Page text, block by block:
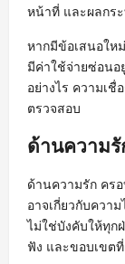
หน้าที่ และผลกร
หากมีข้อเสนอให
มีค่าใช้จ่ายซ่อนอ
อย่างไร ความเ
ตรวจสอบ
ด้านความ
ด้านความรัก คร
อาจเกี่ยวกับควา
ไม่ใช่บังคับให้ทุก
ฟัง และขอบเขต